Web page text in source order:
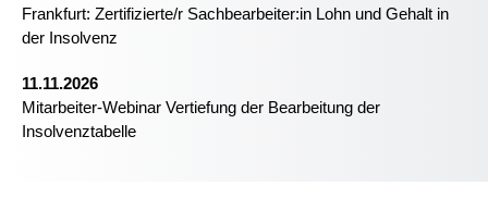
Frankfurt: Zertifizierte/r Sachbearbeiter:in Lohn und Gehalt in
der Insolvenz
11.11.2026
Mitarbeiter-Webinar Vertiefung der Bearbeitung der
Insolvenztabelle